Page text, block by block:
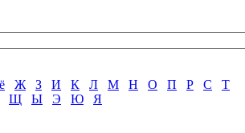
ё Ж З И К Л М Н О П Р С
Т
Щ Ы Э Ю Я